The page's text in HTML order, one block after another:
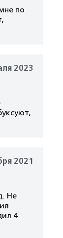
по
2023
2021
Не
4